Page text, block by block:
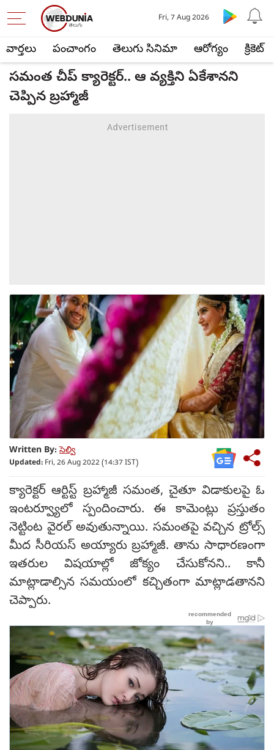
వార్తలు పంచాంగం తెలుగు సినిమా ఆరోగ్యం క్రికెట్
Fri, 7 Aug 2026
సమంత చీప్ క్యారెక్టర్.. ఆ వ్యక్తిని ఏకేశానని
చెప్పిన బ్రహ్మాజీ
Written By: సెల్వి
Updated: Fri, 26 Aug 2022 (14:37 IST)
క్యారెక్టర్ ఆర్టిస్ట్ బ్రహ్మాజీ సమంత, చైతూ విడాకులపై ఓ
ఇంటర్వ్యూలో స్పందించారు. ఈ కామెంట్లు ప్రస్తుతం
నెట్టింట వైరల్ అవుతున్నాయి. సమంతపై వచ్చిన ట్రోల్స్
మీద సీరియస్ అయ్యారు బ్రహ్మాజీ. తాను సాధారణంగా
ఇతరుల విషయాల్లో జోక్యం చేసుకోనని.. కానీ
మాట్లాడాల్సిన సమయంలో కచ్చితంగా మాట్లాడతానని
చెప్పారు.